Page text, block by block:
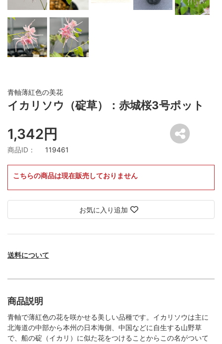
青軸薄紅色の美花
イカリソウ（碇草）：赤城桜3号ポット
1,342円
商品ID： 119461
こちらの商品は現在販売しておりません
お気に入り追加
送料について
商品説明
青軸で薄紅色の花を咲かせる美しい品種です。イカリソウは主に
北海道の中部から本州の日本海側、中国などに自生する山野草
で、船の碇（イカリ）に似た花をつけることからこの名がついて